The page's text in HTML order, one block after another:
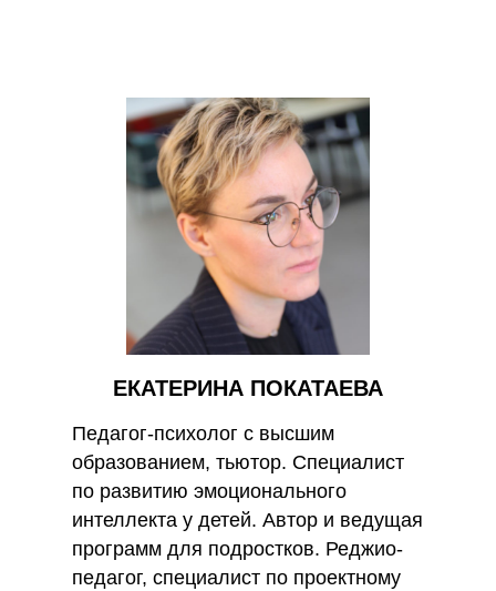
ЕКАТЕРИНА ПОКАТАЕВА
Педагог-психолог с высшим
образованием, тьютор. Специалист
по развитию эмоционального
интеллекта у детей. Автор и ведущая
программ для подростков. Реджио-
педагог, специалист по проектному